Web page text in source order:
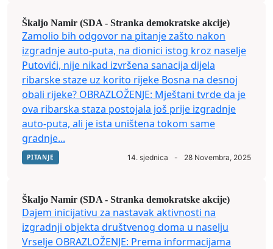
Škaljo Namir (SDA - Stranka demokratske akcije)
Zamolio bih odgovor na pitanje zašto nakon
izgradnje auto-puta, na dionici istog kroz naselje
Putovići, nije nikad izvršena sanacija dijela
ribarske staze uz korito rijeke Bosna na desnoj
obali rijeke? OBRAZLOŽENJE: Mještani tvrde da je
ova ribarska staza postojala još prije izgradnje
auto-puta, ali je ista uništena tokom same
gradnje...
PITANJE 14. sjednica - 28 Novembra, 2025
Škaljo Namir (SDA - Stranka demokratske akcije)
Dajem inicijativu za nastavak aktivnosti na
izgradnji objekta društvenog doma u naselju
Vrselje OBRAZLOŽENJE: Prema informacijama